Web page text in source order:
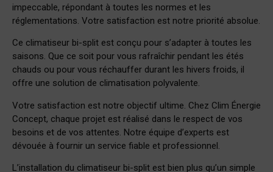
impeccable, répondant à toutes les normes et les
réglementations. Votre satisfaction est notre priorité absolue.
Ce climatiseur bi-split est conçu pour s’adapter à toutes les
saisons. Que ce soit pour vous rafraîchir pendant les étés
chauds ou pour vous réchauffer durant les hivers froids, il
offre une solution de climatisation polyvalente.
Votre satisfaction est notre objectif ultime. Chez Clim Énergie
Concept, chaque projet est réalisé dans le respect de vos
besoins et de vos attentes. Notre équipe d’experts est
dévouée à fournir un service fiable et professionnel.
L’installation du climatiseur bi-split est bien plus qu’un simple